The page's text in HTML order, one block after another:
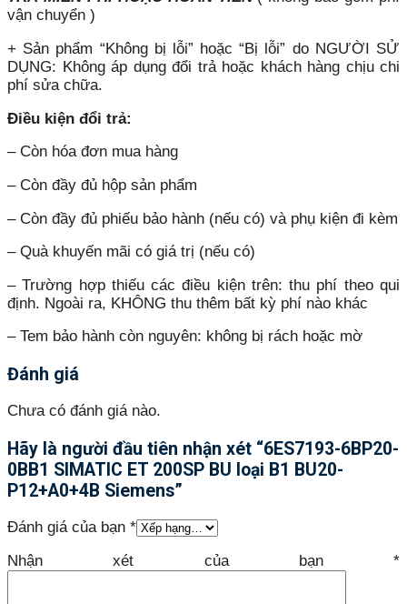
vận chuyển )
+ Sản phẩm “Không bị lỗi” hoặc “Bị lỗi” do NGƯỜI SỬ
DỤNG: Không áp dụng đổi trả hoặc khách hàng chịu chi
phí sửa chữa.
Điều kiện đổi trả:
– Còn hóa đơn mua hàng
– Còn đầy đủ hộp sản phẩm
– Còn đầy đủ phiếu bảo hành (nếu có) và phụ kiện đi kèm
– Quà khuyến mãi có giá trị (nếu có)
– Trường hợp thiếu các điều kiện trên: thu phí theo qui
định. Ngoài ra, KHÔNG thu thêm bất kỳ phí nào khác
– Tem bảo hành còn nguyên: không bị rách hoặc mờ
Đánh giá
Chưa có đánh giá nào.
Hãy là người đầu tiên nhận xét “6ES7193-6BP20-
0BB1 SIMATIC ET 200SP BU loại B1 BU20-
P12+A0+4B Siemens”
Đánh giá của bạn *
Nhận xét của bạn *